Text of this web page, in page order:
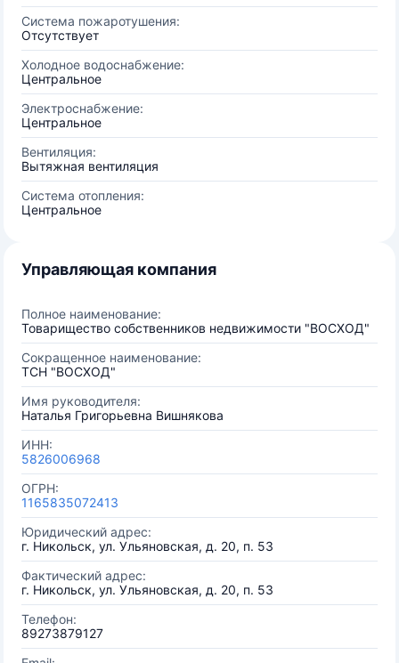
Система пожаротушения:
Отсутствует
Холодное водоснабжение:
Центральное
Электроснабжение:
Центральное
Вентиляция:
Вытяжная вентиляция
Система отопления:
Центральное
Управляющая компания
Полное наименование:
Товарищество собственников недвижимости "ВОСХОД"
Сокращенное наименование:
ТСН "ВОСХОД"
Имя руководителя:
Наталья Григорьевна Вишнякова
ИНН:
5826006968
ОГРН:
1165835072413
Юридический адрес:
г. Никольск, ул. Ульяновская, д. 20, п. 53
Фактический адрес:
г. Никольск, ул. Ульяновская, д. 20, п. 53
Телефон:
89273879127